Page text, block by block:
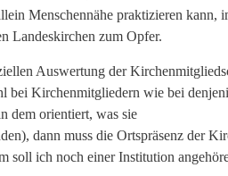
Menschennähe praktizieren kann,
Landeskirchen zum Opfer.
Auswertung der
bei Kirchenmitgliedern wie bei
dem orientiert, was sie
dann muss die Ortspräsenz der
soll ich noch einer Institution